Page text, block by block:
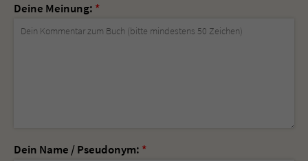
Deine Meinung: *
Dein Name / Pseudonym: *